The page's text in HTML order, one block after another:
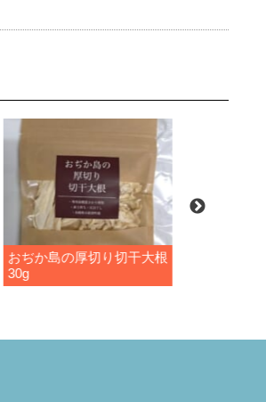
おぢか島の厚切り切干大根
30g